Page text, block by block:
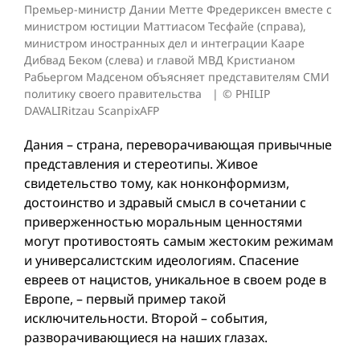
Премьер-министр Дании Метте Фредериксен вместе с
министром юстиции Маттиасом Тесфайе (справа),
министром иностранных дел и интеграции Кааре
Дибвад Беком (слева) и главой МВД Кристианом
Рабьергом Мадсеном объясняет представителям СМИ
политику своего правительства
© PHILIP
DAVALIRitzau ScanpixAFP
Дания – страна, переворачивающая привычные
представления и стерео­типы. Живое
свидетельство томy, как нонконформизм,
достоинство и здравый смысл в сочетании с
приверженностью моральным ценностями
могут противостоять самым жестоким режимам
и универсалистским идеологиям. Спасение
евреев от нацистов, уникальное в своем роде в
Европе, – первый пример такой
исключительности. Второй – события,
разворачивающиеся на наших глазах.